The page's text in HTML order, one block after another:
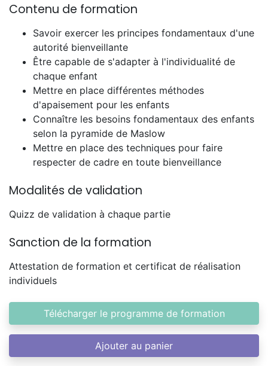
Contenu de formation
Savoir exercer les principes fondamentaux d'une
autorité bienveillante
Être capable de s'adapter à l'individualité de
chaque enfant
Mettre en place différentes méthodes
d'apaisement pour les enfants
Connaître les besoins fondamentaux des enfants
selon la pyramide de Maslow
Mettre en place des techniques pour faire
respecter de cadre en toute bienveillance
Modalités de validation
Quizz de validation à chaque partie
Sanction de la formation
Attestation de formation et certificat de réalisation
individuels
Télécharger le programme de formation
Ajouter au panier